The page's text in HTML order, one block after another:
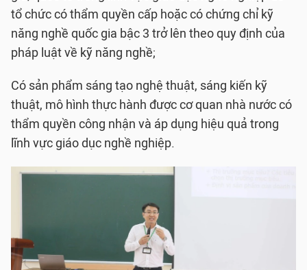
tổ chức có thẩm quyền cấp hoặc có chứng chỉ kỹ
năng nghề quốc gia bậc 3 trở lên theo quy định của
pháp luật về kỹ năng nghề;
Có sản phẩm sáng tạo nghệ thuật, sáng kiến kỹ
thuật, mô hình thực hành được cơ quan nhà nước có
thẩm quyền công nhận và áp dụng hiệu quả trong
lĩnh vực giáo dục nghề nghiệp.